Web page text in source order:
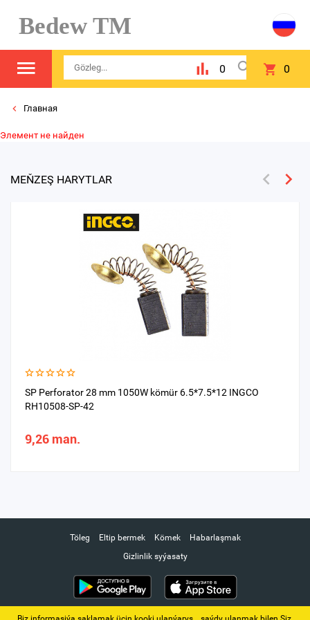
Bedew TM
0 0
Главная
Элемент не найден
MEŇZEŞ HARYTLAR
SP Perforator 28 mm 1050W kömür 6.5*7.5*12 INGCO
RH10508-SP-42
9,26 man.
Töleg Eltip bermek Kömek
Habarlaşmak
Gizlinlik syýasaty